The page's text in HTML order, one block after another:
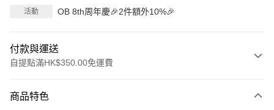
活動 OB 8th周年慶🎉2件額外10%🎉
付款與運送
自提點滿HK$350.00免運費
信用卡
商品特色